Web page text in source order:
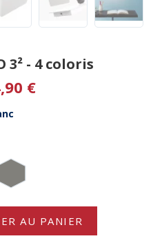
3² - 4 coloris
€
AU PANIER